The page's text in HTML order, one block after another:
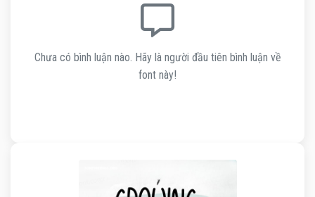
Chưa có bình luận nào. Hãy là người đầu tiên bình luận về
font này!